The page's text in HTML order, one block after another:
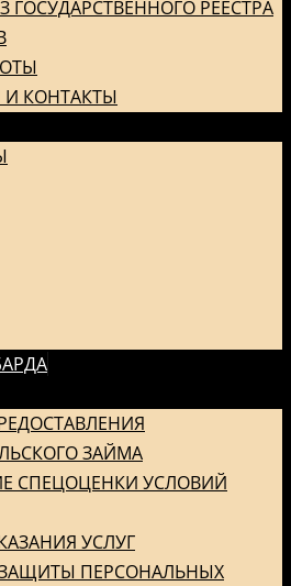
ГОСУДАРСТВЕННОГО РЕЕСТРА
И КОНТАКТЫ
ЗАЙМА
СПЕЦОЦЕНКИ УСЛОВИЙ
УСЛУГ
ПЕРСОНАЛЬНЫХ